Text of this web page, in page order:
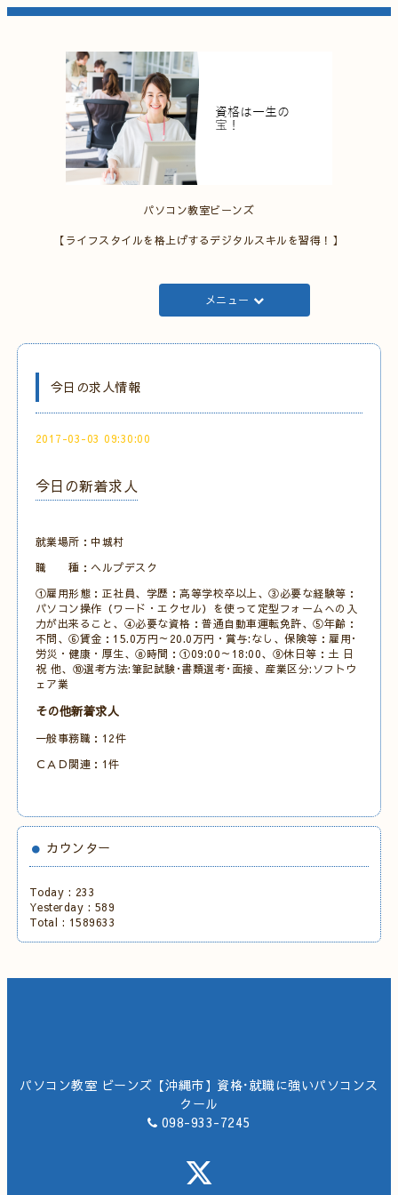
パソコン教室ビーンズ
【ライフスタイルを格上げするデジタルスキルを習得！】
メニュー
今日の求人情報
2017-03-03 09:30:00
今日の新着求人
就業場所：中城村
職 種：ヘルプデスク
①雇用形態：正社員、学歴：高等学校卒以上、③必要な経験等：
パソコン操作（ワード・エクセル）を使って定型フォームへの入
力が出来ること、④必要な資格：普通自動車運転免許、⑤年齢：
不問、⑥賃金：15.0万円～20.0万円・賞与:なし、保険等：雇用･
労災・健康・厚生、⑧時間：①09:00～18:00、⑨休日等：土 日
祝 他、⑩選考方法:筆記試験･書類選考･面接、産業区分:ソフトウ
ェア業
その他新着求人
一般事務職：12件
ＣＡＤ関連：1件
カウンター
Today : 233
Yesterday : 589
Total : 1589633
パソコン教室 ビーンズ【沖縄市】資格･就職に強いパソコンス
クール
098-933-7245